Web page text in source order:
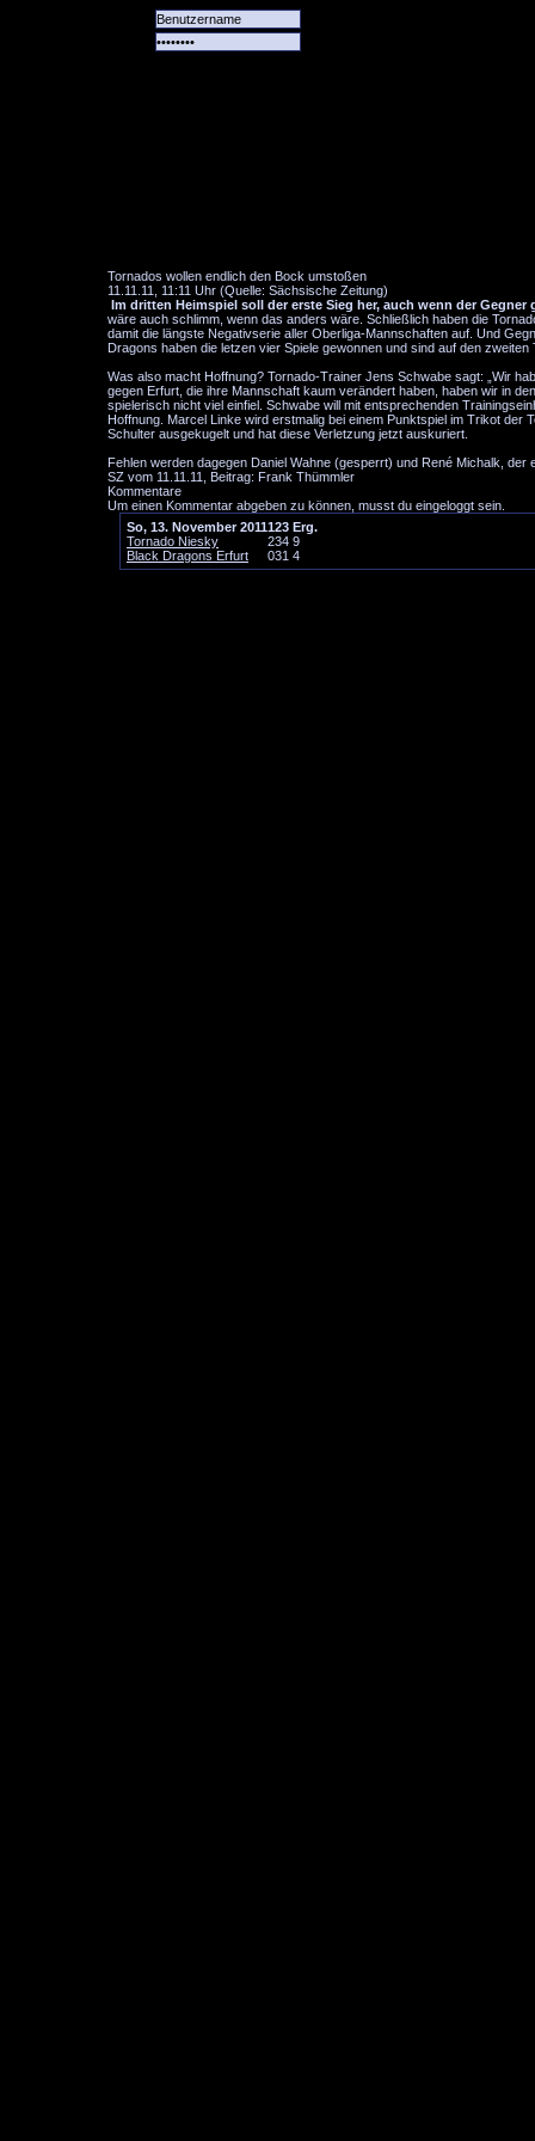
Tornados wollen endlich den Bock umstoßen
11.11.11, 11:11 Uhr (Quelle: Sächsische Zeitung)
Im dritten Heimspiel soll der erste Sieg her, auch wenn der Gegner
wäre auch schlimm, wenn das anders wäre. Schließlich haben die
damit die längste Negativserie aller Oberliga-Mannschaften auf. Und
Dragons haben die letzen vier Spiele gewonnen und sind auf den
Was also macht Hoffnung? Tornado-Trainer Jens Schwabe sagt: „Wir
gegen Erfurt, die ihre Mannschaft kaum verändert haben, haben wir in
spielerisch nicht viel einfiel. Schwabe will mit entsprechenden
Hoffnung. Marcel Linke wird erstmalig bei einem Punktspiel im Trikot
Schulter ausgekugelt und hat diese Verletzung jetzt auskuriert.
Fehlen werden dagegen Daniel Wahne (gesperrt) und René Michalk, der
SZ vom 11.11.11, Beitrag: Frank Thümmler
Kommentare
Um einen Kommentar abgeben zu können, musst du eingeloggt sein.
So, 13. November 2011123 Erg.
Tornado Niesky
234 9
Black Dragons Erfurt
031 4